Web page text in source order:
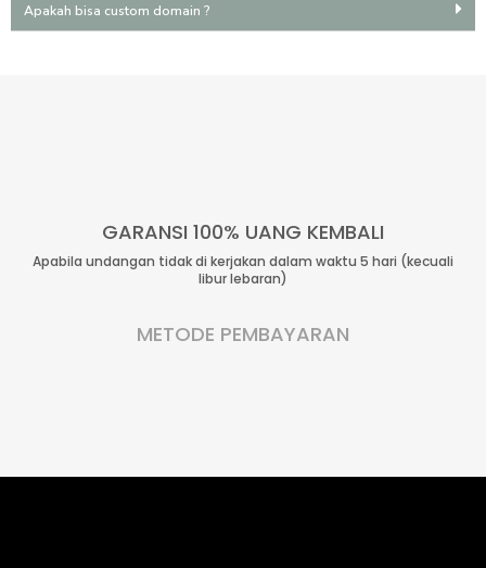
Apakah bisa custom domain ?
GARANSI 100% UANG KEMBALI
Apabila undangan tidak di kerjakan dalam waktu 5 hari (kecuali
libur lebaran)
METODE PEMBAYARAN